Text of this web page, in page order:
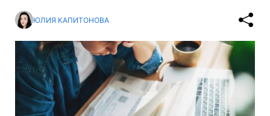
ЮЛИЯ КАПИТОНОВА